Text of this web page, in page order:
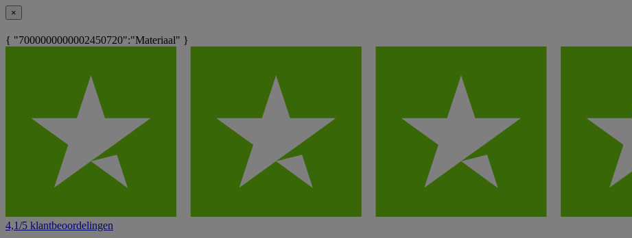
×
{ "7000000000002450720":"Materiaal" }
4,1/5 klantbeoordelingen